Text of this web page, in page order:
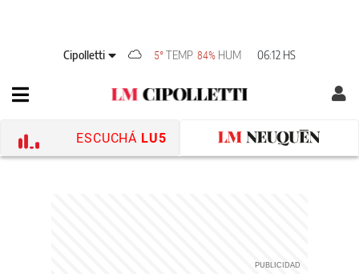
Cipolletti 5° TEMP 84% HUM 06:12 HS
ESCUCHÁ LU5